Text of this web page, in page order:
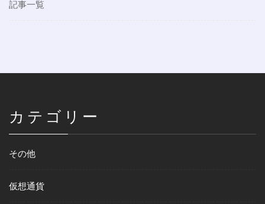
記事一覧
カテゴリー
その他
仮想通貨